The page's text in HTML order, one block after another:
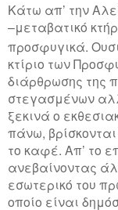
Κάτω απ’ την
–μεταβατικό
προσφυγικά.
κτίριο των
διάρθρωσης της
στεγασμένων
ξεκινά ο
πάνω,
το καφέ. Απ’ το
ανεβαίνοντας
εσωτερικό του
οποίο είναι